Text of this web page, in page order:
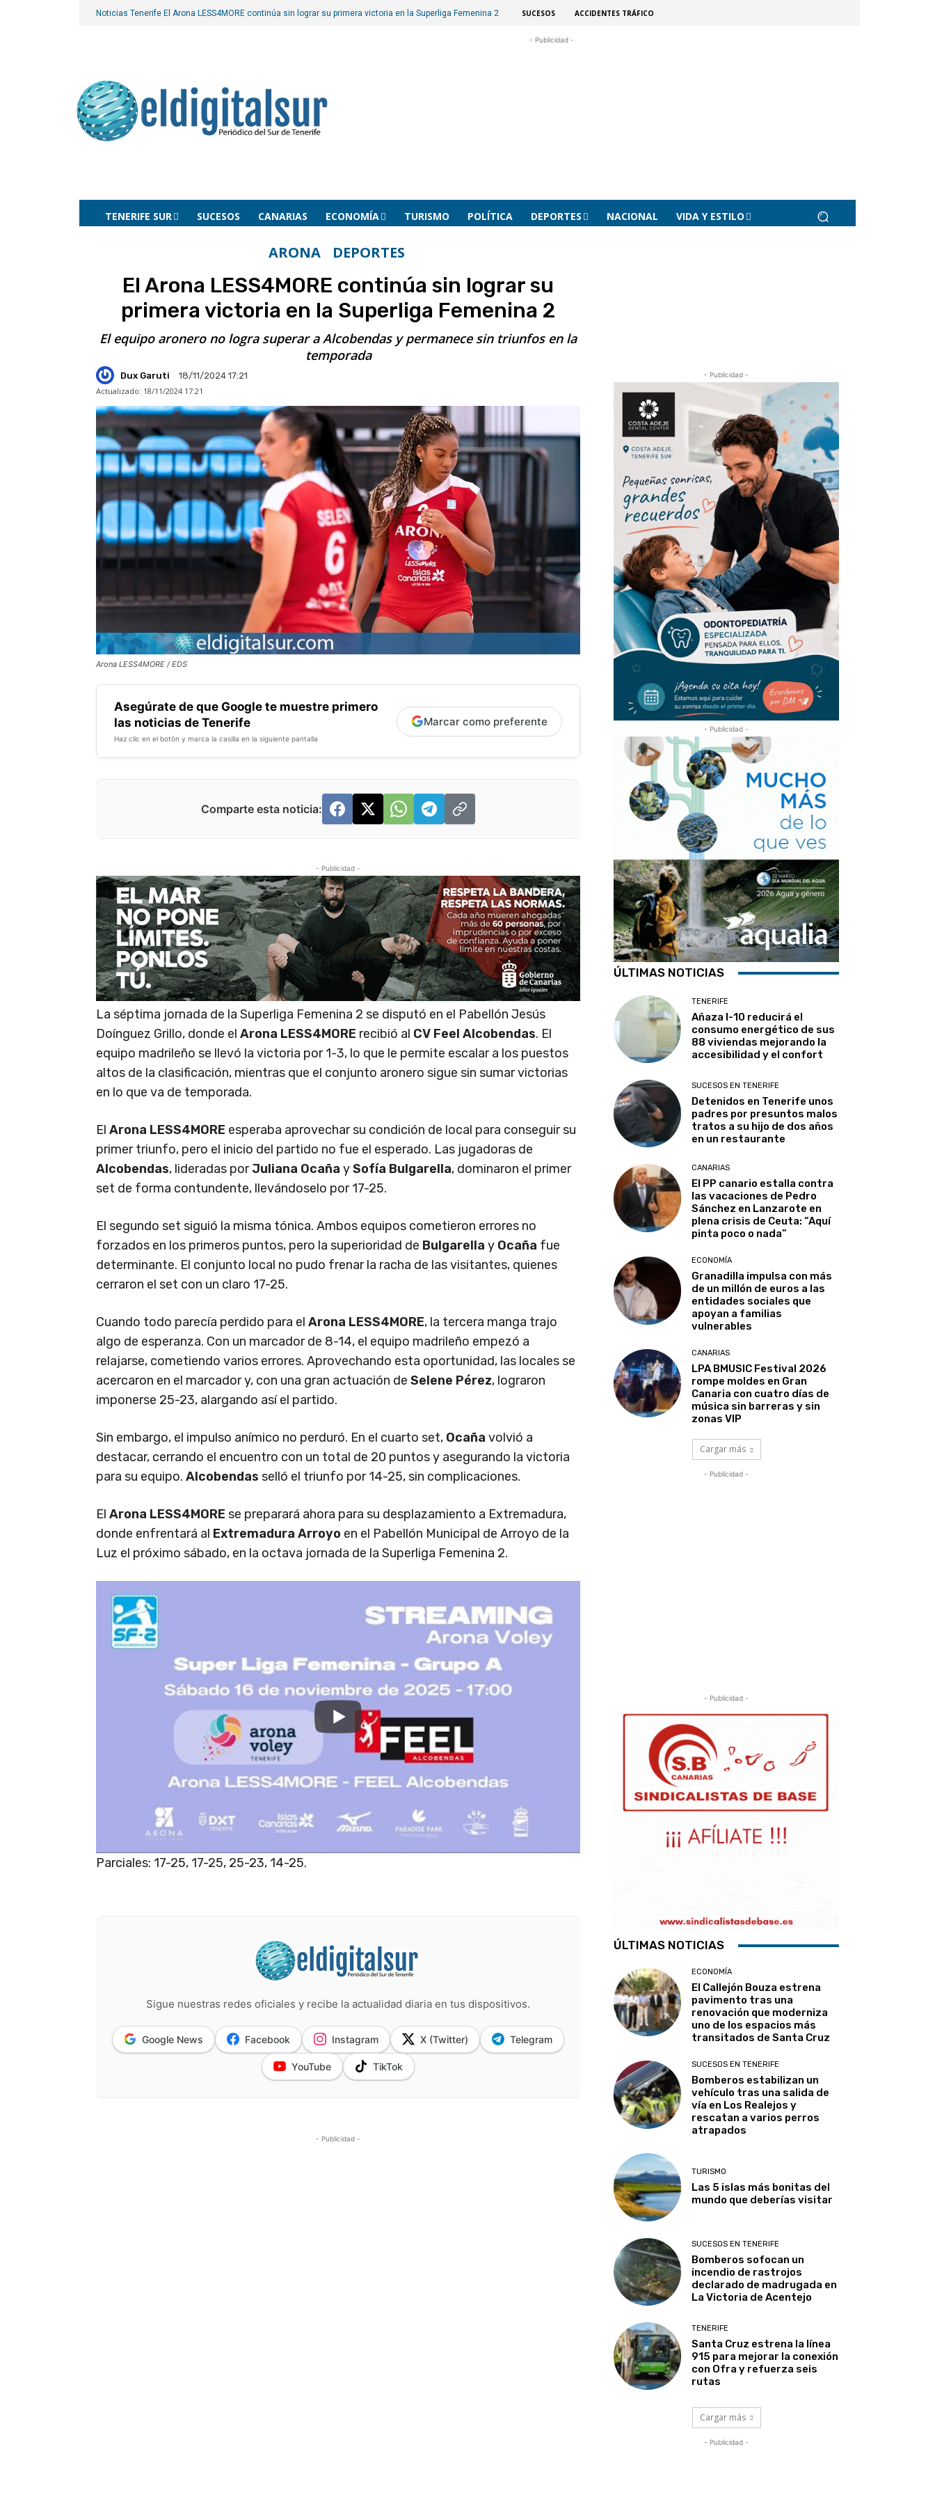
Noticias Tenerife El Arona LESS4MORE continúa sin lograr su primera victoria en la Superliga Femenina 2 SUCESOS ACCIDENTES TRÁFICO
- Publicidad -
TENERIFE SUR SUCESOS CANARIAS ECONOMÍA TURISMO POLÍTICA DEPORTES NACIONAL VIDA Y ESTILO
ARONA DEPORTES
El Arona LESS4MORE continúa sin lograr su
primera victoria en la Superliga Femenina 2
El equipo aronero no logra superar a Alcobendas y permanece sin triunfos en la
temporada
Dux Garuti
18/11/2024 17:21
Actualizado: 18/11/2024 17:21
Arona LESS4MORE / EDS
Asegúrate de que Google te muestre primero
las noticias de Tenerife
Haz clic en el botón y marca la casilla en la siguiente pantalla
Marcar como preferente
Comparte esta noticia:
- Publicidad -
La séptima jornada de la Superliga Femenina 2 se disputó en el Pabellón Jesús
Doínguez Grillo, donde el Arona LESS4MORE recibió al CV Feel Alcobendas. El
equipo madrileño se llevó la victoria por 1-3, lo que le permite escalar a los puestos
altos de la clasificación, mientras que el conjunto aronero sigue sin sumar victorias
en lo que va de temporada.
El Arona LESS4MORE esperaba aprovechar su condición de local para conseguir su
primer triunfo, pero el inicio del partido no fue el esperado. Las jugadoras de
Alcobendas, lideradas porJuliana Ocaña ySofía Bulgarella, dominaron el primer
set de forma contundente, llevándoselo por 17-25.
El segundo set siguió la misma tónica. Ambos equipos cometieron errores no
forzados en los primeros puntos, pero la superioridad de Bulgarella y Ocaña fue
determinante. El conjunto local no pudo frenar la racha de las visitantes, quienes
cerraron el set con un claro 17-25.
Cuando todo parecía perdido para el Arona LESS4MORE, la tercera manga trajo
algo de esperanza. Con un marcador de 8-14, el equipo madrileño empezó a
relajarse, cometiendo varios errores. Aprovechando esta oportunidad, las locales se
acercaron en el marcador y, con una gran actuación de Selene Pérez, lograron
imponerse 25-23, alargando así el partido.
Sin embargo, el impulso anímico no perduró. En el cuarto set, Ocaña volvió a
destacar, cerrando el encuentro con un total de 20 puntos y asegurando la victoria
para su equipo. Alcobendas selló el triunfo por 14-25, sin complicaciones.
El Arona LESS4MORE se preparará ahora para su desplazamiento a Extremadura,
donde enfrentará al Extremadura Arroyo en el Pabellón Municipal de Arroyo de la
Luz el próximo sábado, en la octava jornada de la Superliga Femenina 2.
Parciales: 17-25, 17-25, 25-23, 14-25.
Sigue nuestras redes oficiales y recibe la actualidad diaria en tus dispositivos.
Google News Facebook Instagram X (Twitter) Telegram
YouTube TikTok
- Publicidad -
- Publicidad -
- Publicidad -
ÚLTIMAS NOTICIAS
TENERIFE
Añaza I-10 reducirá el
consumo energético de sus
88 viviendas mejorando la
accesibilidad y el confort
SUCESOS EN TENERIFE
Detenidos en Tenerife unos
padres por presuntos malos
tratos a su hijo de dos años
en un restaurante
CANARIAS
El PP canario estalla contra
las vacaciones de Pedro
Sánchez en Lanzarote en
plena crisis de Ceuta: “Aquí
pinta poco o nada”
ECONOMÍA
Granadilla impulsa con más
de un millón de euros a las
entidades sociales que
apoyan a familias
vulnerables
CANARIAS
LPA BMUSIC Festival 2026
rompe moldes en Gran
Canaria con cuatro días de
música sin barreras y sin
zonas VIP
Cargar más
- Publicidad -
- Publicidad -
ÚLTIMAS NOTICIAS
ECONOMÍA
El Callejón Bouza estrena
pavimento tras una
renovación que moderniza
uno de los espacios más
transitados de Santa Cruz
SUCESOS EN TENERIFE
Bomberos estabilizan un
vehículo tras una salida de
vía en Los Realejos y
rescatan a varios perros
atrapados
TURISMO
Las 5 islas más bonitas del
mundo que deberías visitar
SUCESOS EN TENERIFE
Bomberos sofocan un
incendio de rastrojos
declarado de madrugada en
La Victoria de Acentejo
TENERIFE
Santa Cruz estrena la línea
915 para mejorar la conexión
con Ofra y refuerza seis
rutas
Cargar más
- Publicidad -